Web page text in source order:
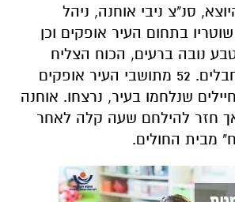
סנ"צ ניבי אוחנה, ניהל
בתחום העיר אופקים וכן
נובה ברעים, הכוח הצליח
לחסל עשרות מחבלים. 52 מתושבי העיר אופקים
שנלחמו בעיר, נרצחו. אוחנה
חזר להילחם שעה קלה לאחר
מבית החולים.